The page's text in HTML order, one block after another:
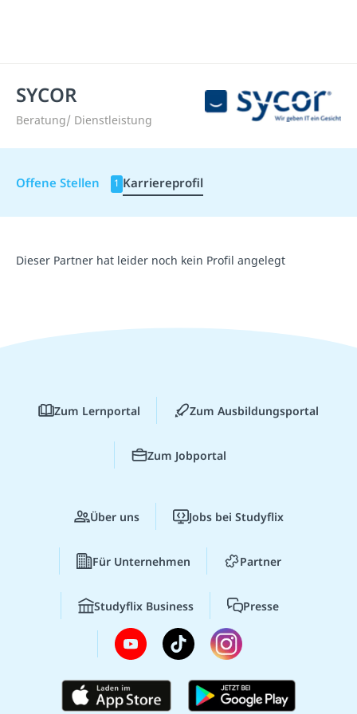
SYCOR
Beratung/ Dienstleistung
Offene Stellen 1 Karriereprofil
Dieser Partner hat leider noch kein Profil angelegt
Zum Lernportal Zum Ausbildungsportal
Zum Jobportal
Über uns Jobs bei Studyflix
Für Unternehmen Partner
Studyflix Business Presse